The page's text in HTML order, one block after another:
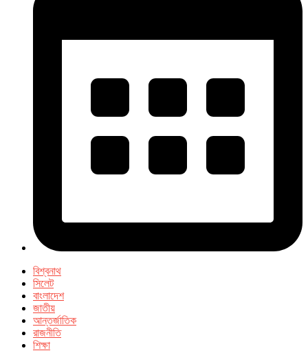
বিশ্বনাথ
সিলেট
বাংলাদেশ
জাতীয়
আন্তর্জাতিক
রাজনীতি
শিক্ষা